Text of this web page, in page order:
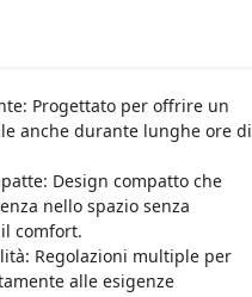
Progettato per offrire un
anche durante lunghe ore di
Design compatto che
nello spazio senza
comfort.
Regolazioni multiple per
alle esigenze